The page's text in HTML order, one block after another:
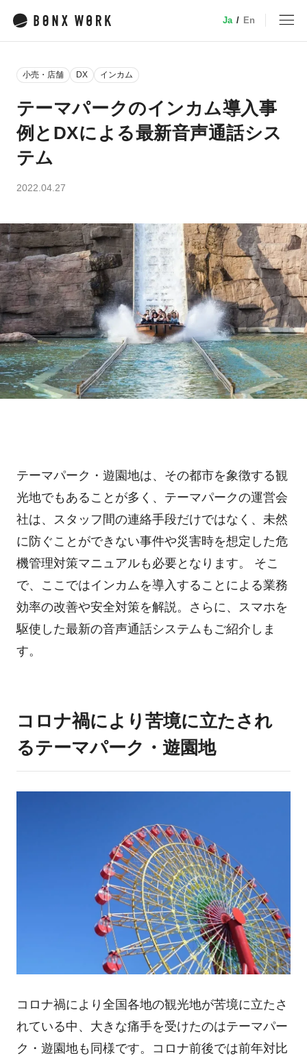
サービス
業種別ソリューション
小売
介護
建設・土木
ホテル・旅館
事例
料金
料金プラン
アプリ料金
デバイス料金
TIPS
よくある質問
ニュースリリース
資料ダウンロード
ログイン
Ja / En
小売・店舗 DX インカム
テーマパークのインカム導入事
例とDXによる最新音声通話シス
テム
2022.04.27
テーマパーク・遊園地は、その都市を象徴する観
光地でもあることが多く、テーマパークの運営会
社は、スタッフ間の連絡手段だけではなく、未然
に防ぐことができない事件や災害時を想定した危
機管理対策マニュアルも必要となります。 そこ
で、ここではインカムを導入することによる業務
効率の改善や安全対策を解説。さらに、スマホを
駆使した最新の音声通話システムもご紹介しま
す。
コロナ禍により苦境に立たされ
るテーマパーク・遊園地
コロナ禍により全国各地の観光地が苦境に立たさ
れている中、大きな痛手を受けたのはテーマパー
ク・遊園地も同様です。コロナ前後では前年対比